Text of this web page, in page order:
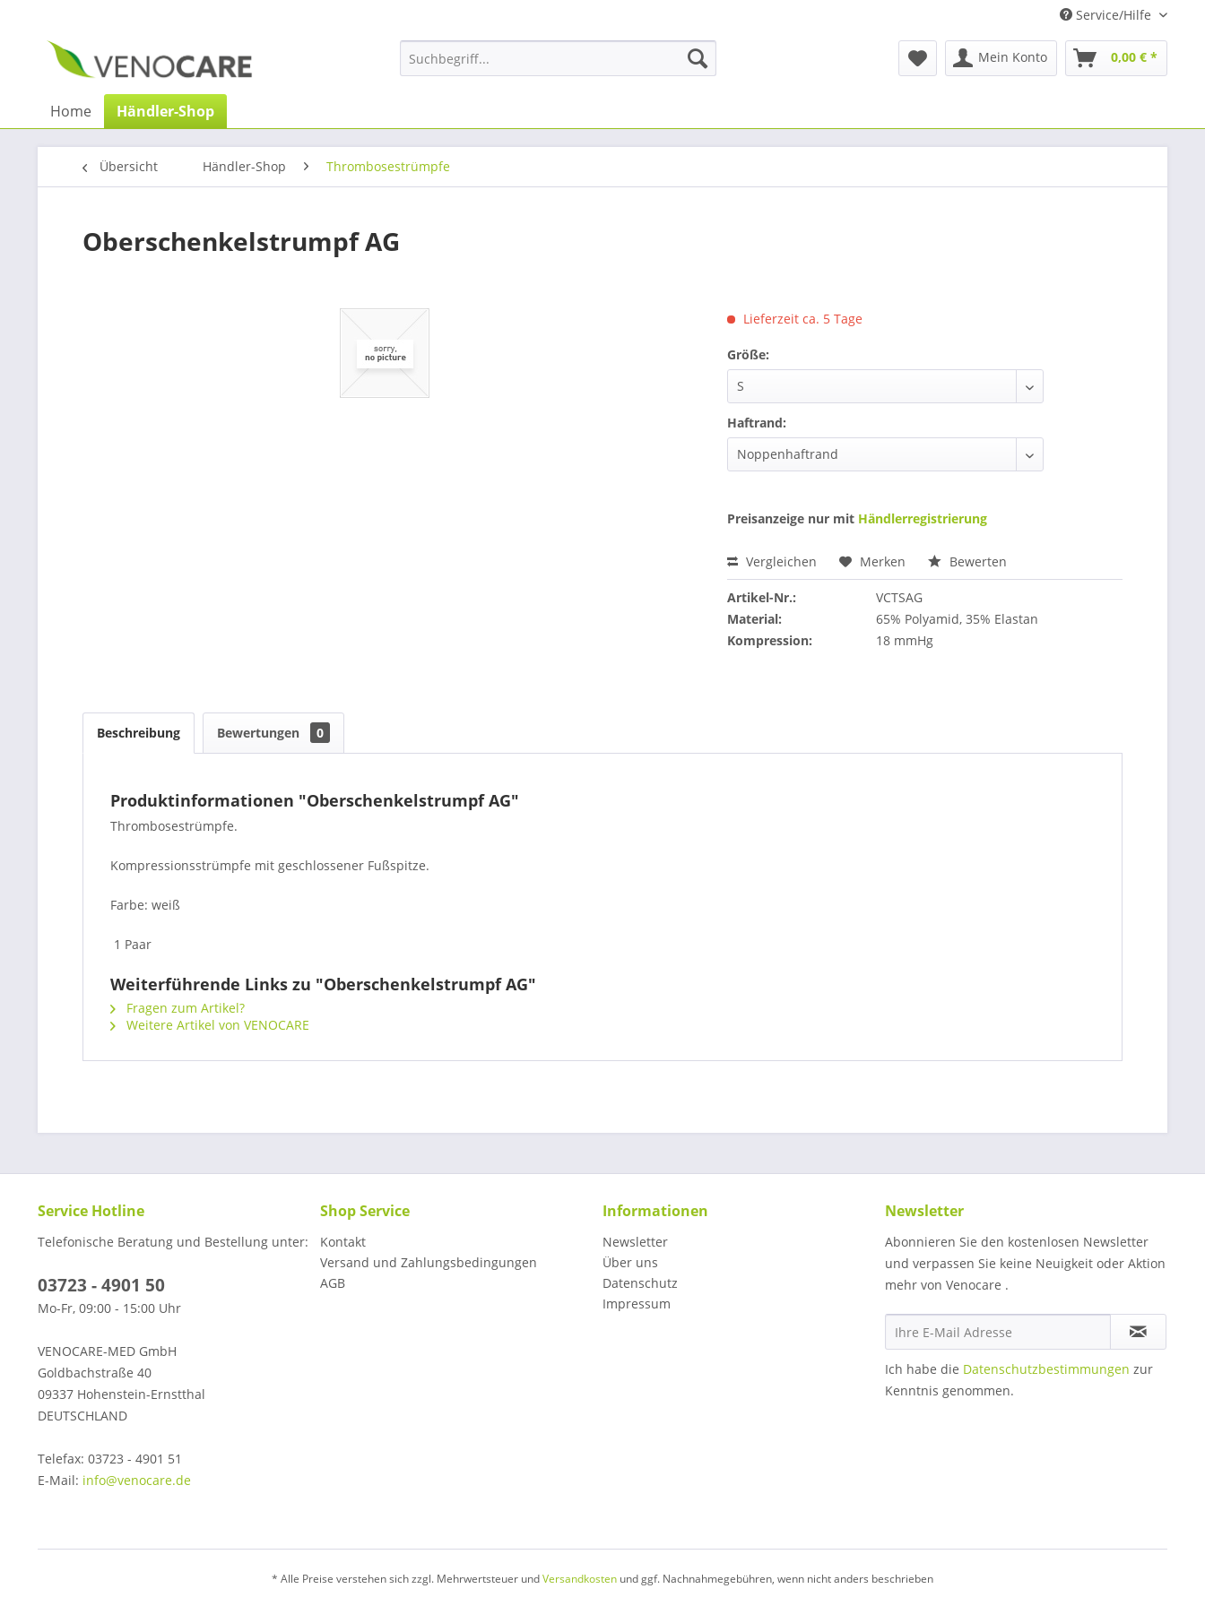
Service/Hilfe
Mein Konto 0,00 € *
Home Händler-Shop
Übersicht Händler-Shop Thrombosestrümpfe
Oberschenkelstrumpf AG
Lieferzeit ca. 5 Tage
Größe:
Haftrand:
Preisanzeige nur mit Händlerregistrierung
Vergleichen Merken Bewerten
Artikel-Nr.:
VCTSAG
Material:
65% Polyamid, 35% Elastan
Kompression:
18 mmHg
Beschreibung Bewertungen 0
Produktinformationen "Oberschenkelstrumpf AG"
Thrombosestrümpfe.
Kompressionsstrümpfe mit geschlossener Fußspitze.
Farbe: weiß
1 Paar
Weiterführende Links zu "Oberschenkelstrumpf AG"
Fragen zum Artikel?
Weitere Artikel von VENOCARE
Service Hotline
Telefonische Beratung und Bestellung unter:
03723 - 4901 50
Mo-Fr, 09:00 - 15:00 Uhr
VENOCARE-MED GmbH
Goldbachstraße 40
09337 Hohenstein-Ernstthal
DEUTSCHLAND
Telefax: 03723 - 4901 51
E-Mail: info@venocare.de
Shop Service
Kontakt
Versand und Zahlungsbedingungen
AGB
Informationen
Newsletter
Über uns
Datenschutz
Impressum
Newsletter
Abonnieren Sie den kostenlosen Newsletter
und verpassen Sie keine Neuigkeit oder Aktion
mehr von Venocare .
Ich habe die Datenschutzbestimmungen zur
Kenntnis genommen.
* Alle Preise verstehen sich zzgl. Mehrwertsteuer undVersandkosten und ggf. Nachnahmegebühren, wenn nicht anders beschrieben